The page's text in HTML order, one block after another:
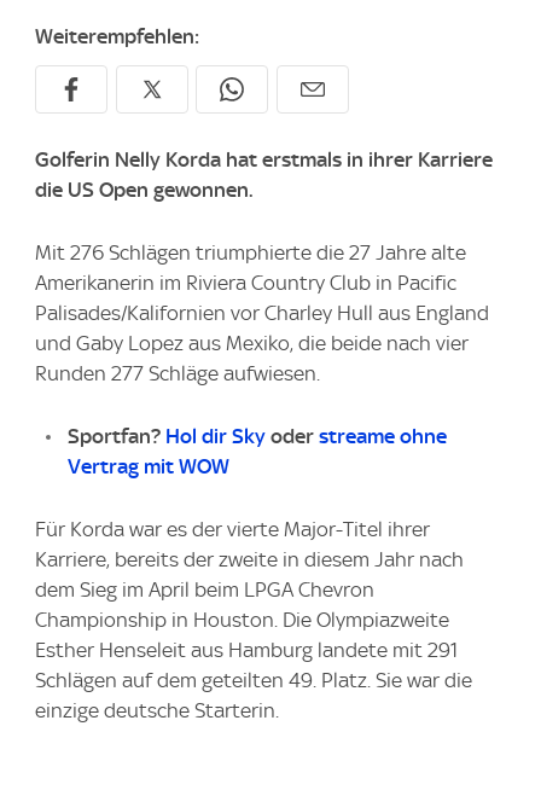
Weiterempfehlen:
Golferin Nelly Korda hat erstmals in ihrer Karriere
die US Open gewonnen.
Mit 276 Schlägen triumphierte die 27 Jahre alte
Amerikanerin im Riviera Country Club in Pacific
Palisades/Kalifornien vor Charley Hull aus England
und Gaby Lopez aus Mexiko, die beide nach vier
Runden 277 Schläge aufwiesen.
Sportfan? Hol dir Sky oder streame ohne
Vertrag mit WOW
Für Korda war es der vierte Major-Titel ihrer
Karriere, bereits der zweite in diesem Jahr nach
dem Sieg im April beim LPGA Chevron
Championship in Houston. Die Olympiazweite
Esther Henseleit aus Hamburg landete mit 291
Schlägen auf dem geteilten 49. Platz. Sie war die
einzige deutsche Starterin.